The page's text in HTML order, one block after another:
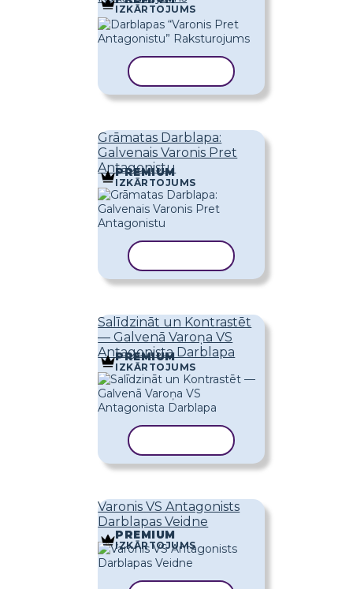
IZKĀRTOJUMS
Grāmatas Darblapa:
Galvenais Varonis Pret
Antagonistu
PREMIUM
IZKĀRTOJUMS
Salīdzināt un Kontrastēt
— Galvenā Varoņa VS
Antagonista Darblapa
PREMIUM
IZKĀRTOJUMS
Varonis VS Antagonists
Darblapas Veidne
PREMIUM
IZKĀRTOJUMS